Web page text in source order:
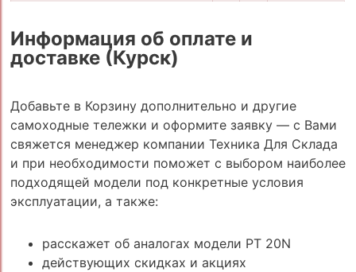
Информация об оплате и
доставке (Курск)
Добавьте в Корзину дополнительно и другие
самоходные тележки и оформите заявку — с Вами
свяжется менеджер компании Техника Для Склада
и при необходимости поможет с выбором наиболее
подходящей модели под конкретные условия
эксплуатации, а также:
расскажет об аналогах модели PT 20N
действующих скидках и акциях